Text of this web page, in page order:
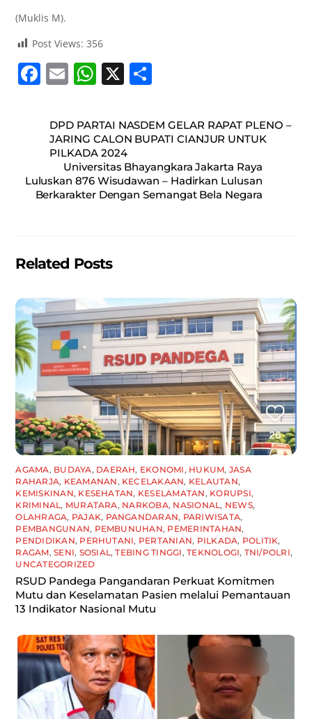
(Muklis M).
Post Views: 356
F
c
e
b
o
o
E
ai
l
W
at
s
A
p
p
X
ar
e
DPD PARTAI NASDEM GELAR RAPAT PLENO –
JARING CALON BUPATI CIANJUR UNTUK
PILKADA 2024
Universitas Bhayangkara Jakarta Raya
Luluskan 876 Wisudawan – Hadirkan Lulusan
Berkarakter Dengan Semangat Bela Negara
Related Posts
AGAMA, BUDAYA, DAERAH, EKONOMI , HUKUM, JASA
RAHARJA, KEAMANAN , KECELAKAAN, KELAUTAN,
KEMISKINAN, KESEHATAN, KESELAMATAN , KORUPSI,
KRIMINAL , MURATARA, NARKOBA, NASIONAL , NEWS,
OLAHRAGA, PAJAK, PANGANDARAN, PARIWISATA,
PEMBANGUNAN, PEMBUNUHAN, PEMERINTAHAN,
PENDIDIKAN, PERHUTANI, PERTANIAN, PILKADA, POLITIK,
RAGAM,SENI, SOSIAL ,TEBING TINGGI ,TEKNOLOGI, TNI/POLRI,
UNCATEGORIZED
RSUD Pandega Pangandaran Perkuat Komitmen
Mutu dan Keselamatan Pasien melalui Pemantauan
13 Indikator Nasional Mutu